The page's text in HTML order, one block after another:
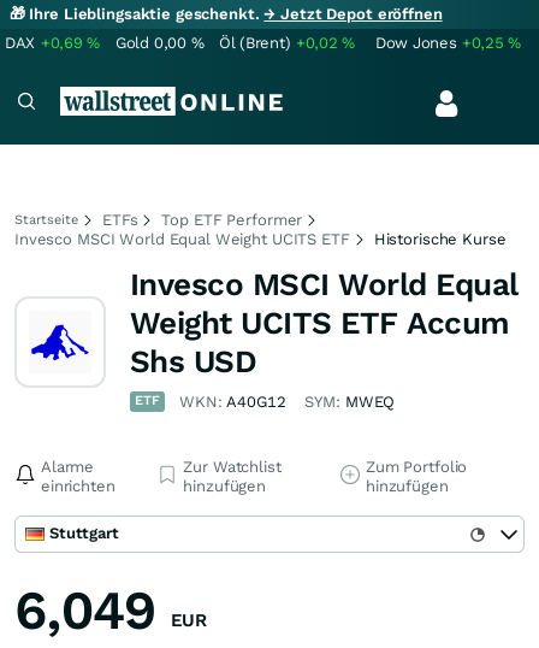
🎁 Ihre Lieblingsaktie geschenkt.→ Jetzt Depot eröffnen
DAX +0,69% Gold 0,00 % Öl (Brent) +0,02% Dow Jones +0,25%
Startseite ETFs
Top ETF Performer
Invesco MSCI World Equal Weight UCITS ETF
Historische Kurse
Invesco MSCI World Equal
Weight UCITS ETF Accum
Shs USD
ETF WKN:A40G12 SYM: MWEQ
Alarme
einrichten
Zur Watchlist
hinzufügen
Zum Portfolio
hinzufügen
Stuttgart
6,049 EUR